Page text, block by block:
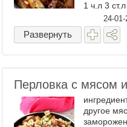
1 ч.л 3
сушеный
24-01-
Развернуть
Перловка с мясом
другое